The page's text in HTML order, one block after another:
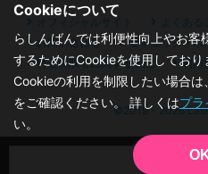
品切
オフィシャルサイト よくある
お問い合わせ
セキュリティポ
特定商取引に関する表記
利用
©2019 - 2026
Cookieについて
らしんばんでは利便性向上やお
するためにCookieを使用しており
Cookieの利用を制限したい場合
をご確認ください。 詳しくはプラ
い。